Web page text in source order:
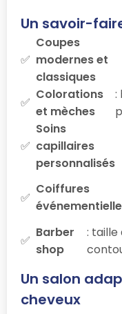
Un savoir-
Coupes
modernes et
classiques
Colorations
et mèches
:
Soins
capillaires
personnalisés
Coiffures
Barber
shop
:
Un salon
cheveux